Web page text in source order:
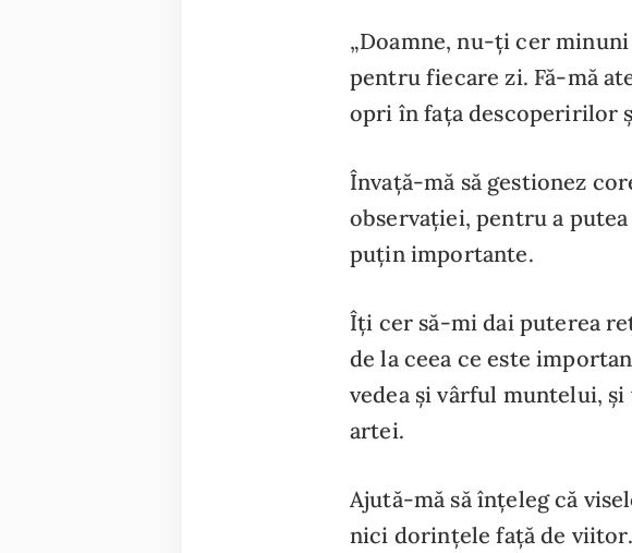
„Doamne, nu-ți cer
pentru fiecare zi. Fă-mă
opri în fața descoperirilor
Învață-mă să gestionez
observației, pentru a
puțin importante.
Îți cer să-mi dai puterea
de la ceea ce este
vedea și vârful muntelui,
artei.
Ajută-mă să înțeleg că
nici dorințele față de